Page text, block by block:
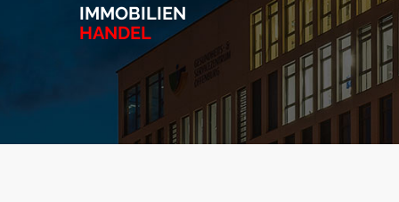
IMMOBILIEN
HANDEL